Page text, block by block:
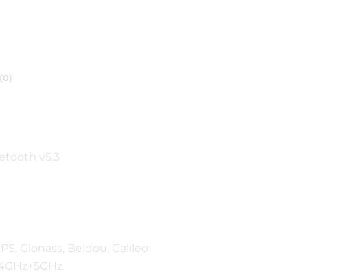
v5.3
Glonass, Beidou, Galileo